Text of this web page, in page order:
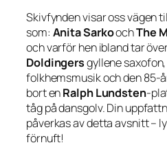
Skivfynden visar oss vägen
som: Anita SarkoochThe
och varför hen ibland tar
Doldingersgyllene
folkhemsmusik och den 85-
bort enRalph Lundsten-
tåg på dansgolv. Din
påverkas av detta avsnitt –
förnuft!